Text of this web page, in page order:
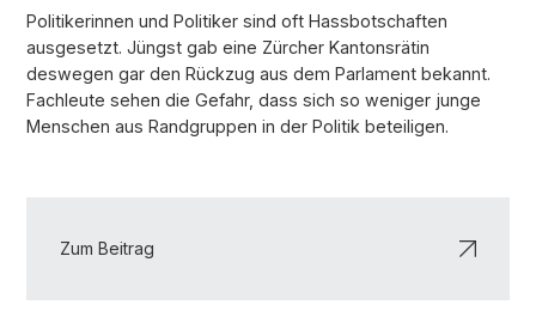
Politikerinnen und Politiker sind oft Hassbotschaften
ausgesetzt. Jüngst gab eine Zürcher Kantonsrätin
deswegen gar den Rückzug aus dem Parlament bekannt.
Fachleute sehen die Gefahr, dass sich so weniger junge
Menschen aus Randgruppen in der Politik beteiligen.
Zum Beitrag